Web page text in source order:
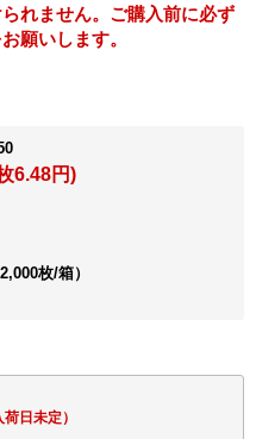
れません。ご購入前に必ず
願いします。
6.48円)
枚/箱）
日未定）